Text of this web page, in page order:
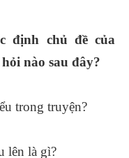
định chủ đề của
nào sau đây?
trong truyện?
lên là gì?